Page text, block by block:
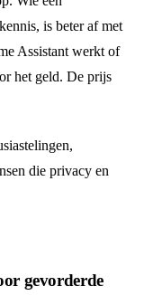
is beter af met
Assistant werkt of
het geld. De prijs
die privacy en
gevorderde